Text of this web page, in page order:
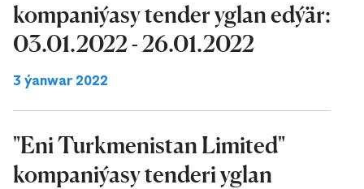
kompaniýasy tender yglan edýär:
03.01.2022 - 26.01.2022
3 ýanwar 2022
"Eni Turkmenistan Limited"
kompaniýasy tenderi yglan